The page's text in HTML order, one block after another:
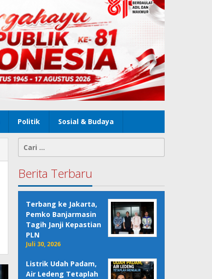
Politik Sosial & Budaya
untuk:
Berita Terbaru
Terbang ke Jakarta,
Pemko Banjarmasin
Tagih Janji Kepastian
PLN
Juli 30, 2026
Listrik Udah Padam,
Air Ledeng Tetaplah